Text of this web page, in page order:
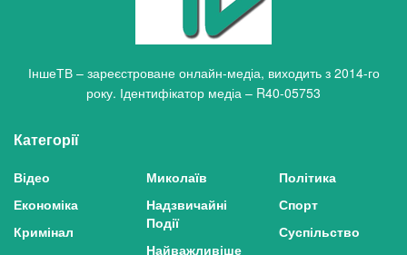
ІншеТВ – зареєстроване онлайн-медіа, виходить з 2014-го
року. Ідентифікатор медіа – R40-05753
Категорії
Відео
Економіка
Кримінал
Миколаїв
Надзвичайні
Події
Найважливіше
Політика
Спорт
Суспільство